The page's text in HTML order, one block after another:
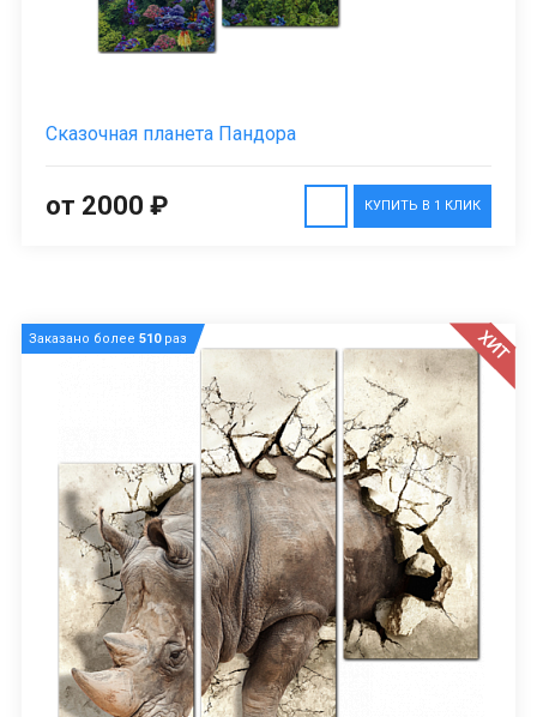
Сказочная планета Пандора
КУПИТЬ В 1 КЛИК
от 2000 ₽
Заказано более 510раз ХИТ